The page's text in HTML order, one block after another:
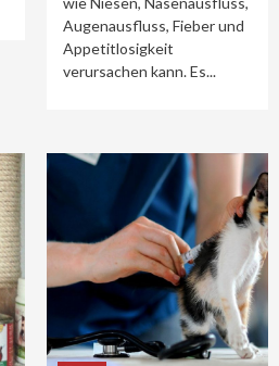
Augenausfluss, Fieber und
Appetitlosigkeit
verursachen kann. Es...